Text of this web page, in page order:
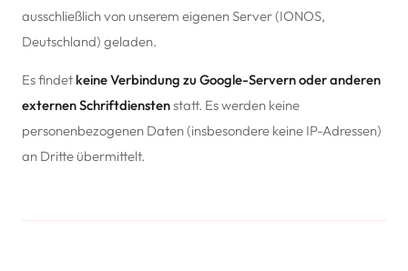
ausschließlich von unserem eigenen Server (IONOS,
Deutschland) geladen.
Es findet keine Verbindung zu Google-Servern oder anderen
externen Schriftdienstenstatt. Es werden keine
personenbezogenen Daten (insbesondere keine IP-Adressen)
an Dritte übermittelt.